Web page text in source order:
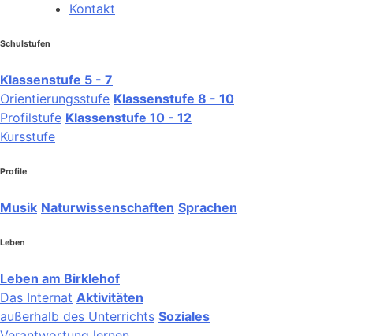
Kontakt
Schulstufen
Klassenstufe 5 - 7
Orientierungsstufe Klassenstufe 8 - 10
Profilstufe Klassenstufe 10 - 12
Kursstufe
Profile
Musik Naturwissenschaften Sprachen
Leben
Leben am Birklehof
Das Internat Aktivitäten
außerhalb des Unterrichts Soziales